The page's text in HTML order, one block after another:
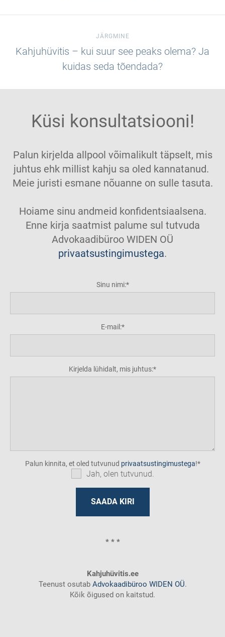
JÄRGMINE
Kahjuhüvitis – kui suur see peaks olema? Ja
kuidas seda tõendada?
Küsi konsultatsiooni!
Palun kirjelda allpool võimalikult täpselt, mis
juhtus ehk millist kahju sa oled kannatanud.
Meie juristi esmane nõuanne on sulle tasuta.
Hoiame sinu andmeid konfidentsiaalsena.
Enne kirja saatmist palume sul tutvuda
Advokaadibüroo WIDEN OÜ
privaatsustingimustega.
Sinu nimi:
E-mail:
Kirjelda lühidalt, mis juhtus:
Palun kinnita, et oled tutvunud privaatsustingimustega!
Jah, olen tutvunud.
* * *
Kahjuhüvitis.ee
Teenust osutabAdvokaadibüroo WIDEN OÜ.
Kõik õigused on kaitstud.